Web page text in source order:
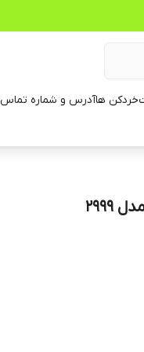
خردکن هاآدرس و شماره تماس